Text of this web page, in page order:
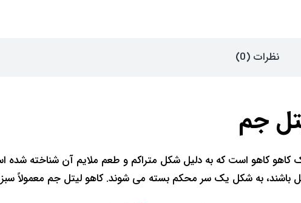
نظرات (0)
جم
کاهو کاهو است که به دلیل شکل متراکم و طعم ملایم آن شناخته شده
باشند، به شکل یک سر محکم بسته می شوند. کاهو لیتل جم معمولاً سبز